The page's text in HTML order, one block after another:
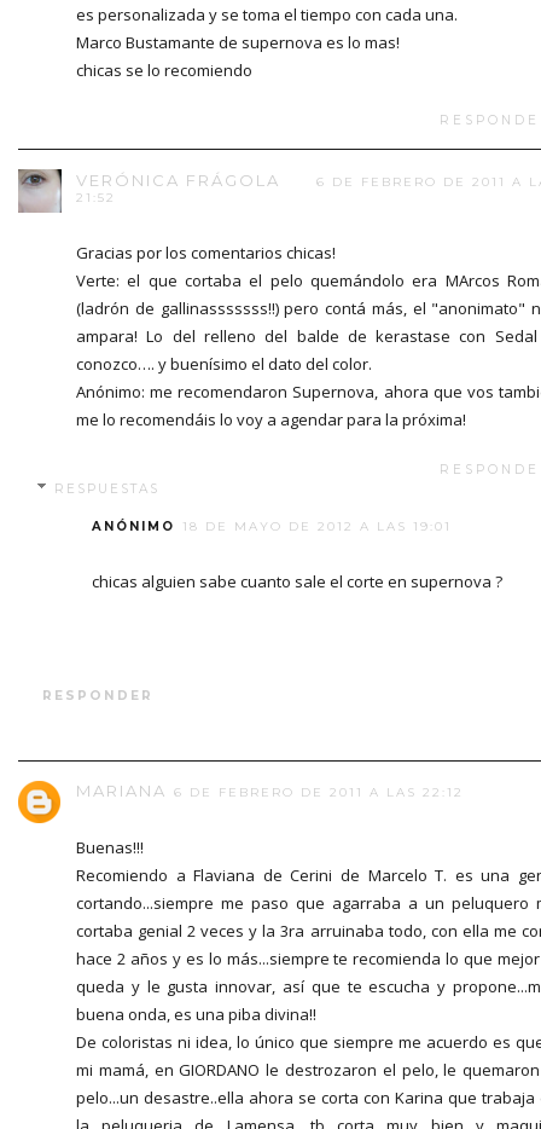
es personalizada y se toma el tiempo con cada una.
Marco Bustamante de supernova es lo mas!
chicas se lo recomiendo
VERÓNICA FRÁGOLA
6 DE FEBRERO DE 2011 A
21:52
Gracias por los comentarios chicas!
Verte: el que cortaba el pelo quemándolo era MArcos
(ladrón de gallinasssssss!!) pero contá más, el "anonimato"
ampara! Lo del relleno del balde de kerastase con
conozco…. y buenísimo el dato del color.
Anónimo: me recomendaron Supernova, ahora que vos
me lo recomendáis lo voy a agendar para la próxima!
RESPUESTAS
ANÓNIMO 18 DE MAYO DE 2012 A LAS 19:01
chicas alguien sabe cuanto sale el corte en supernova ?
RESPONDER
MARIANA 6 DE FEBRERO DE 2011 A LAS 22:12
Buenas!!!
Recomiendo a Flaviana de Cerini de Marcelo T. es una
cortando...siempre me paso que agarraba a un peluquero
cortaba genial 2 veces y la 3ra arruinaba todo, con ella me
hace 2 años y es lo más...siempre te recomienda lo que
queda y le gusta innovar, así que te escucha y
buena onda, es una piba divina!!
De coloristas ni idea, lo único que siempre me acuerdo es
mi mamá, en GIORDANO le destrozaron el pelo, le
pelo...un desastre..ella ahora se corta con Karina que trabaja